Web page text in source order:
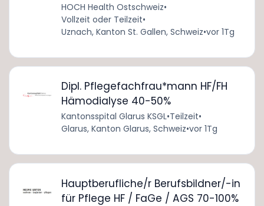
HOCH Health Ostschweiz•
Vollzeit oder Teilzeit•
Uznach, Kanton St. Gallen, Schweiz•vor 1Tg
Dipl. Pflegefachfrau*mann HF/FH
Hämodialyse 40-50%
Kantonsspital Glarus KSGL•Teilzeit•
Glarus, Kanton Glarus, Schweiz•vor 1Tg
Hauptberufliche/r Berufsbildner/-in
für Pflege HF / FaGe / AGS 70-100%